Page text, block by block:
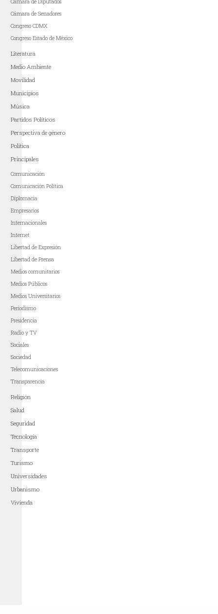
Cámara de Diputados
Cámara de Senadores
Congreso CDMX
Congreso Estado de México
Literatura
Medio Ambiente
Movilidad
Municipios
Música
Partidos Políticos
Perspectiva de género
Política
Principales
Comunicación
Comunicación Política
Diplomacia
Empresarios
Internacionales
Internet
Libertad de Expresión
Libertad de Prensa
Medios comunitarios
Medios Públicos
Medios Universitarios
Periodismo
Presidencia
Radio y TV
Sociales
Sociedad
Telecomunicaciones
Transparencia
Religión
Salud
Seguridad
Tecnología
Transporte
Turismo
Universidades
Urbanismo
Vivienda